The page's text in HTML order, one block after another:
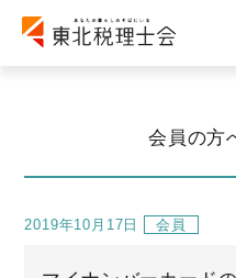
会員の方
2019年10月17日 会員